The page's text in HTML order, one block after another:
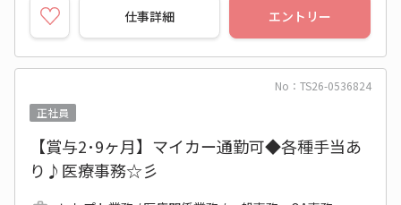
仕事詳細 エントリー
No：TS26-0536824
正社員
【賞与2･9ヶ月】マイカー通勤可◆各種手当あ
り♪医療事務☆彡